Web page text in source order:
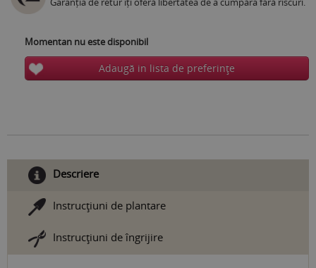
Momentan nu este disponibil
Adaugă in lista de preferinţe
Descriere
Instrucţiuni de plantare
Instrucţiuni de îngrijire